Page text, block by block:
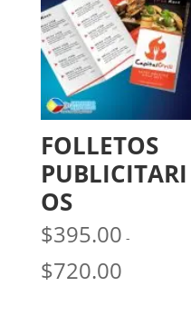
FOLLETOS
PUBLICITARI
OS
$395.00 -
$720.00